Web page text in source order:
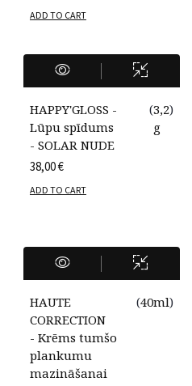
ADD TO CART
HAPPY'GLOSS -
Lūpu spīdums
- SOLAR NUDE
(3,2
g
)
38,00€
ADD TO CART
HAUTE
CORRECTION
- Krēms tumšo
plankumu
mazināšanai
(40ml)